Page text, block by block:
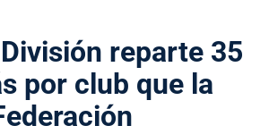
reparte 35
por club que la